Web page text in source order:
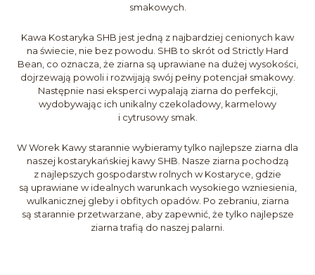
smakowych.
Kawa Kostaryka SHB jest jedną z najbardziej cenionych kaw
na świecie, nie bez powodu. SHB to skrót od Strictly Hard
Bean, co oznacza, że ziarna są uprawiane na dużej wysokości,
dojrzewają powoli i rozwijają swój pełny potencjał smakowy.
Następnie nasi eksperci wypalają ziarna do perfekcji,
wydobywając ich unikalny czekoladowy, karmelowy
i cytrusowy smak.
W Worek Kawy starannie wybieramy tylko najlepsze ziarna dla
naszej kostarykańskiej kawy SHB. Nasze ziarna pochodzą
z najlepszych gospodarstw rolnych w Kostaryce, gdzie
są uprawiane w idealnych warunkach wysokiego wzniesienia,
wulkanicznej gleby i obfitych opadów. Po zebraniu, ziarna
są starannie przetwarzane, aby zapewnić, że tylko najlepsze
ziarna trafią do naszej palarni.